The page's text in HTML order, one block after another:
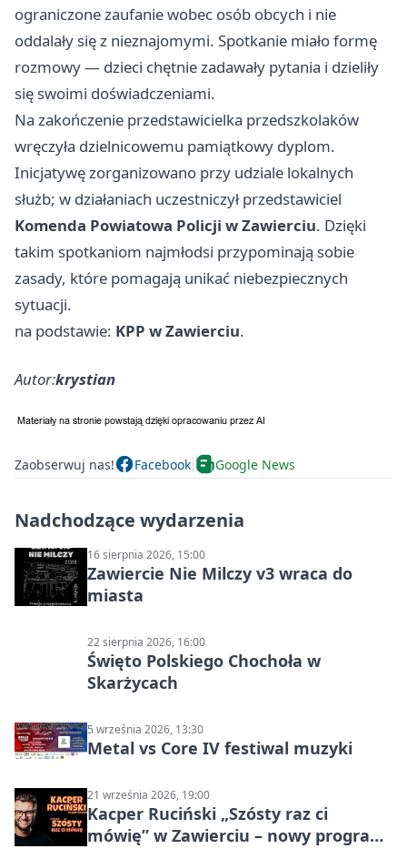
ograniczone zaufanie wobec osób obcych i nie
oddalały się z nieznajomymi. Spotkanie miało formę
rozmowy — dzieci chętnie zadawały pytania i dzieliły
się swoimi doświadczeniami.
Na zakończenie przedstawicielka przedszkolaków
wręczyła dzielnicowemu pamiątkowy dyplom.
Inicjatywę zorganizowano przy udziale lokalnych
służb; w działaniach uczestniczył przedstawiciel
Komenda Powiatowa Policji w Zawierciu. Dzięki
takim spotkaniom najmłodsi przypominają sobie
zasady, które pomagają unikać niebezpiecznych
sytuacji.
na podstawie: KPP w Zawierciu.
Autor:krystian
Zaobserwuj nas! Facebook Google News
Nadchodzące wydarzenia
16 sierpnia 2026, 15:00
Zawiercie Nie Milczy v3 wraca do
miasta
22 sierpnia 2026, 16:00
Święto Polskiego Chochoła w
Skarżycach
5 września 2026, 13:30
Metal vs Core IV festiwal muzyki
21 września 2026, 19:00
Kacper Ruciński „Szósty raz ci
mówię” w Zawierciu – nowy program